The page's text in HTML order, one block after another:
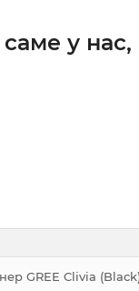
саме у
GREE Clivia